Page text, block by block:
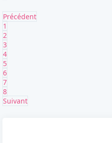
Précédent
1
2
3
4
5
6
7
8
Suivant